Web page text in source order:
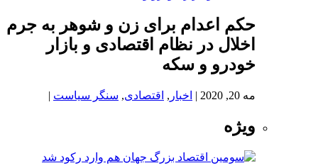
حکم اعدام برای زن و شوهر به جرم
اخلال در نظام اقتصادی و بازار
خودرو و سکه
مه 20, 2020 | اخبار , اقتصادی, سنگر سیاست |
ویژه